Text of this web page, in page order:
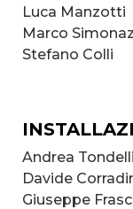
Luca Manzotti
Marco
Stefano Colli
Andrea Tondelli
Davide
Giuseppe